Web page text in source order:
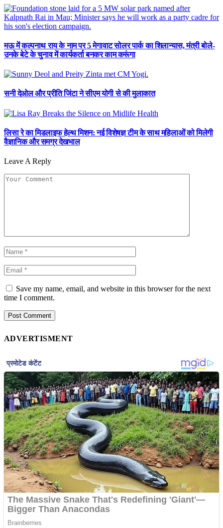
मऊ में कल्पनाथ राय के नाम पर 5 मेगावाट सोलर पार्क का शिलान्यास, मंत्री बोले-
उनके बेटे के चुनाव में कार्यकर्ता बनकर काम करूंगा
सनी देओल और प्रीति जिंटा ने सीएम योगी से की मुलाकात
लिसा रे का मिडलाइफ हेल्थ मिशन: नई विशेषज्ञ टीम के साथ महिलाओं को मिलेगी
वैज्ञानिक और समग्र देखभाल
Leave A Reply
Save my name, email, and website in this browser for the next
time I comment.
ADVERTISMENT